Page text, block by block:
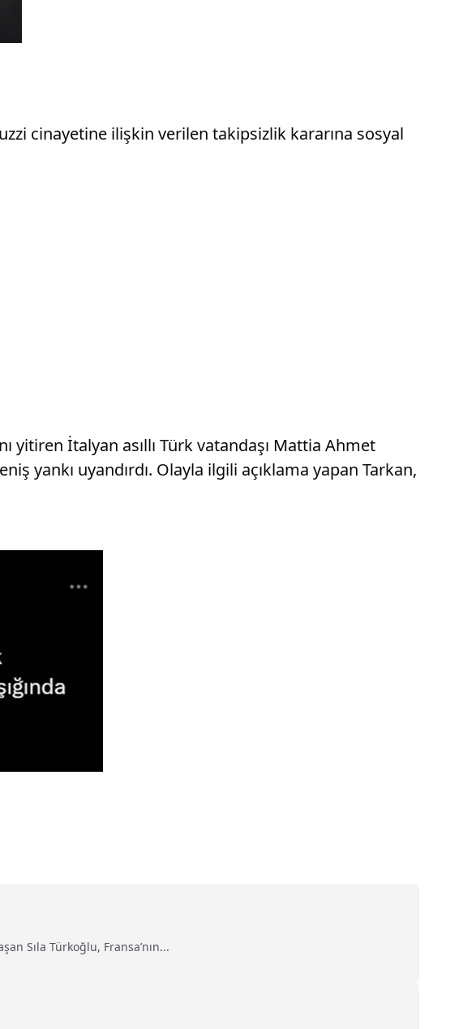
cinayetine ilişkin verilen takipsizlik kararına sosyal
yitiren İtalyan asıllı Türk vatandaşı Mattia Ahmet
yankı uyandırdı. Olayla ilgili açıklama yapan Tarkan,
Sıla Türkoğlu, Fransa’nın...